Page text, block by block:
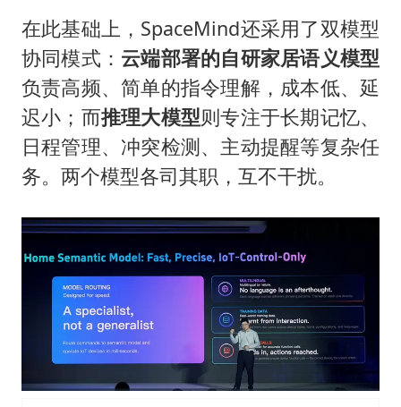
在此基础上，SpaceMind还采用了双模型
协同模式： 云端部署的自研家居语义模型
负责高频、简单的指令理解，成本低、延
迟小；而推理大模型则专注于长期记忆、
日程管理、冲突检测、主动提醒等复杂任
务。两个模型各司其职，互不干扰。